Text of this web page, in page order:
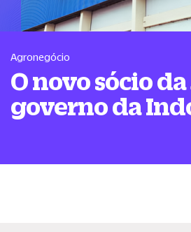
Agronegócio
O novo sócio da
governo da